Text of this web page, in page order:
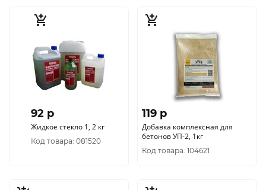
92 p
Жидкое стекло 1, 2 кг
Код товара: 081520
119 p
Добавка комплексная для
бетонов УП-2, 1кг
Код товара: 104621